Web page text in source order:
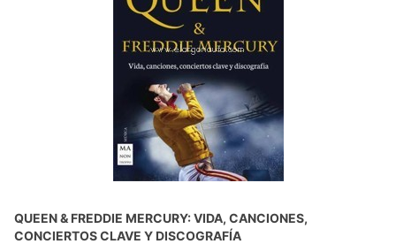
QUEEN & FREDDIE MERCURY: VIDA, CANCIONES,
CONCIERTOS CLAVE Y DISCOGRAFÍA